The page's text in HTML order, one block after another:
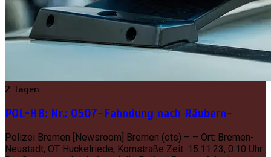
2 Tagen
POL-HB: Nr.: 0507–Fahndung nach Räubern–
Polizei Bremen [Newsroom] Bremen (ots) – – Ort: Bremen-
Neustadt, OT Huckelriede, Kornstraße Zeit: 15.11.23, 0.10 Uhr